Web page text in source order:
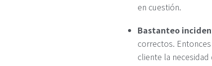
en cuestión.
Bastanteo
correctos.
cliente la